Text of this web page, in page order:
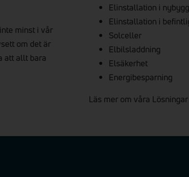
minst i vår
om det är
att allt bara
Elinstallation i
Elinstallation i
Solceller
Elbilsladdning
Elsäkerhet
Energibesparning
Läs mer om våra Lösningar